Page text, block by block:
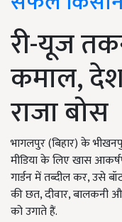
री-यूज
कमाल,
राजा बोस
भागलपुर (बिहार) के
मीडिया के लिए खास
गार्डन में तब्दील कर, उसे
की छत, दीवार, बालकनी
को उगाते हैं.